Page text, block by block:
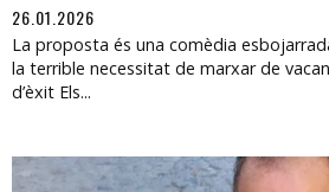
26.01.2026
La proposta és una comèdia
la terrible necessitat de marxar de
d’èxit Els...